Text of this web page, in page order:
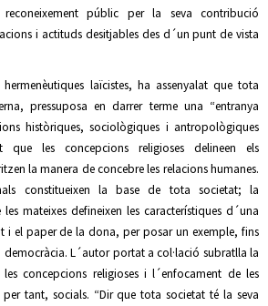
públic per la seva contribució
i actituds desitjables des d´un punt de vista
laïcistes, ha assenyalat que tota
pressuposa en darrer terme una “entranya
històriques, sociològiques i antropològiques
les concepcions religioses delineen els
la manera de concebre les relacions humanes.
constitueixen la base de tota societat; la
mateixes defineixen les característiques d´una
i el paper de la dona, per posar un exemple, fins
democràcia. L´autor portat a col·lació subratlla la
concepcions religioses i l´enfocament de les
tant, socials. “Dir que tota societat té la seva